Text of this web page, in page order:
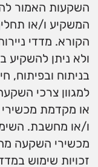
השקעות האמור
המשקיע ו/או
הקורא. מדדי
ולא ניתן להשקיע
בניתוח ובפיתוח,
למגוון צרכי
או מקדמת
ו/או מחשבת.
מכשירי השקעה
זכויות שימוש